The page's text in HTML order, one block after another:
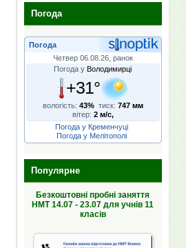
Погода
Погода
Четвер 06.08.26, ранок
Погода у Володимирці
+31°
вологість: 43% тиск: 747 мм
вітер: 2 м/с,
Погода у Кременчуці
Погода у Мелітополі
Популярне
Безкоштовні пробні заняття
НМТ 14.07 - 23.07 для учнів 11
класів